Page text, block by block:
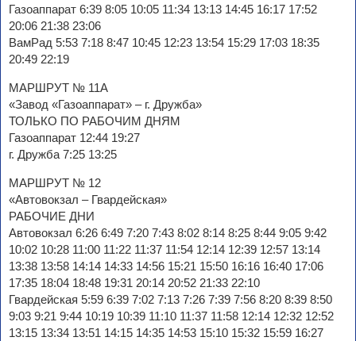
Газоаппарат 6:39 8:05 10:05 11:34 13:13 14:45 16:17 17:52
20:06 21:38 23:06
ВамРад 5:53 7:18 8:47 10:45 12:23 13:54 15:29 17:03 18:35
20:49 22:19
МАРШРУТ № 11А
«Завод «Газоаппарат» – г. Дружба»
ТОЛЬКО ПО РАБОЧИМ ДНЯМ
Газоаппарат 12:44 19:27
г. Дружба 7:25 13:25
МАРШРУТ № 12
«Автовокзал – Гвардейская»
РАБОЧИЕ ДНИ
Автовокзал 6:26 6:49 7:20 7:43 8:02 8:14 8:25 8:44 9:05 9:42
10:02 10:28 11:00 11:22 11:37 11:54 12:14 12:39 12:57 13:14
13:38 13:58 14:14 14:33 14:56 15:21 15:50 16:16 16:40 17:06
17:35 18:04 18:48 19:31 20:14 20:52 21:33 22:10
Гвардейская 5:59 6:39 7:02 7:13 7:26 7:39 7:56 8:20 8:39 8:50
9:03 9:21 9:44 10:19 10:39 11:10 11:37 11:58 12:14 12:32 12:52
13:15 13:34 13:51 14:15 14:35 14:53 15:10 15:32 15:59 16:27